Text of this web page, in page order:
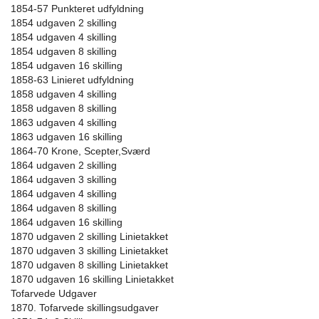
1854-57 Punkteret udfyldning
1854 udgaven 2 skilling
1854 udgaven 4 skilling
1854 udgaven 8 skilling
1854 udgaven 16 skilling
1858-63 Linieret udfyldning
1858 udgaven 4 skilling
1858 udgaven 8 skilling
1863 udgaven 4 skilling
1863 udgaven 16 skilling
1864-70 Krone, Scepter,Sværd
1864 udgaven 2 skilling
1864 udgaven 3 skilling
1864 udgaven 4 skilling
1864 udgaven 8 skilling
1864 udgaven 16 skilling
1870 udgaven 2 skilling Linietakket
1870 udgaven 3 skilling Linietakket
1870 udgaven 8 skilling Linietakket
1870 udgaven 16 skilling Linietakket
Tofarvede Udgaver
1870. Tofarvede skillingsudgaver